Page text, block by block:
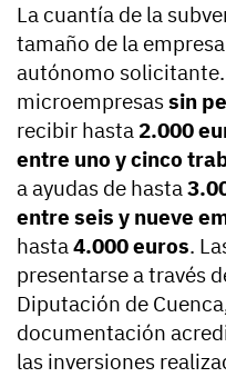
La cuantía de la
tamaño de la
autónomo
microempresassin
recibir hasta 2.000
entre uno y cinco
a ayudas de hasta
entre seis y nueve
hasta4.000 euros.
presentarse a través
Diputación de
documentación
las inversiones